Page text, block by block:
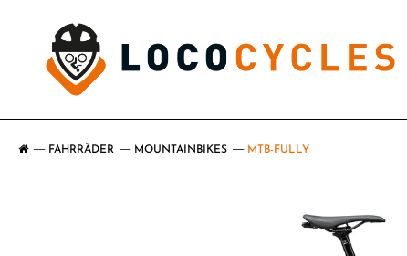
FAHRRÄDER MOUNTAINBIKES MTB-FULLY